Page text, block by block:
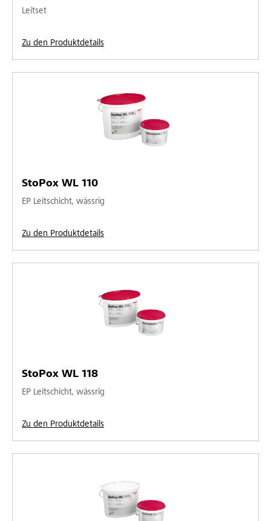
Leitset
Zu den Produktdetails
StoPox WL 110
EP Leitschicht, wässrig
Zu den Produktdetails
StoPox WL 118
EP Leitschicht, wässrig
Zu den Produktdetails